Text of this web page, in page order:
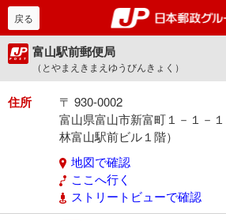
戻る
富山駅前郵便局
（とやまえきまえゆうびんきょく）
住所
〒 930-0002
富山県富山市新富町１－１－
林富山駅前ビル１階）
地図で確認
ここへ行く
ストリートビューで確認